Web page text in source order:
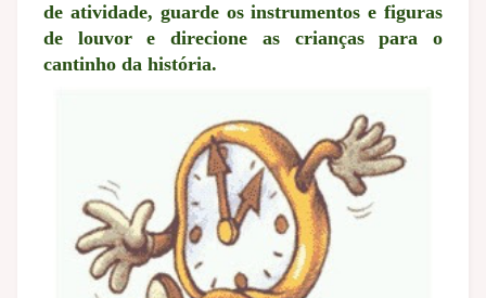
de atividade, guarde os instrumentos e figuras
de louvor e direcione as crianças para o
cantinho da história.